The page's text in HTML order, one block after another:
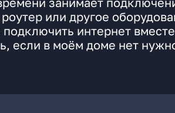
или другое
интернет
если в моём доме нет